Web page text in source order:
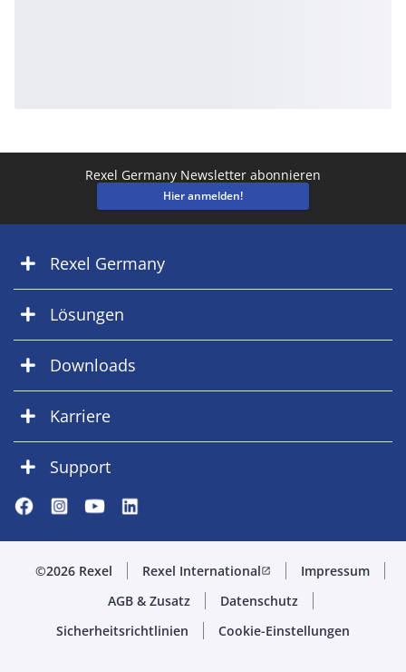
Rexel Germany Newsletter abonnieren
Hier anmelden!
Rexel Germany
Lösungen
Downloads
Karriere
Support
©2026 Rexel Rexel Internationalopen_in_new
Impressum
AGB & Zusatz
Datenschutz
Sicherheitsrichtlinien
Cookie-Einstellungen